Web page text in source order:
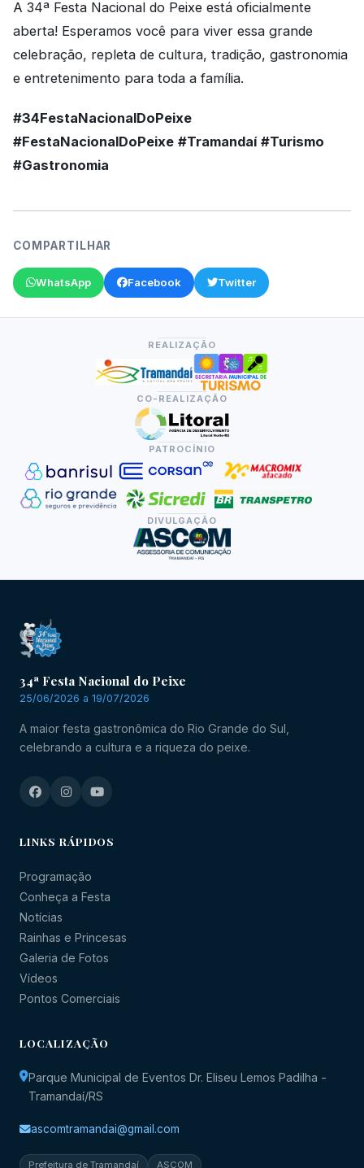
A 34ª Festa Nacional do Peixe está oficialmente
aberta! Esperamos você para viver essa grande
celebração, repleta de cultura, tradição, gastronomia
e entretenimento para toda a família.
#34FestaNacionalDoPeixe
#FestaNacionalDoPeixe #Tramandaí #Turismo
#Gastronomia
COMPARTILHAR
WhatsApp Facebook Twitter
REALIZAÇÃO
CO-REALIZAÇÃO
PATROCÍNIO
DIVULGAÇÃO
34ª Festa Nacional do Peixe
25/06/2026 a 19/07/2026
A maior festa gastronômica do Rio Grande do Sul,
celebrando a cultura e a riqueza do peixe.
LINKS RÁPIDOS
Programação
Conheça a Festa
Notícias
Rainhas e Princesas
Galeria de Fotos
Vídeos
Pontos Comerciais
LOCALIZAÇÃO
Parque Municipal de Eventos Dr. Eliseu Lemos Padilha -
Tramandaí/RS
ascomtramandai@gmail.com
Prefeitura de Tramandaí ASCOM